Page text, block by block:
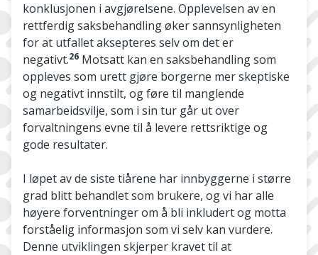
konklusjonen i avgjørelsene. Opplevelsen av en
rettferdig saksbehandling øker sannsynligheten
for at utfallet aksepteres selv om det er
negativt.26 Motsatt kan en saksbehandling som
oppleves som urett gjøre borgerne mer skeptiske
og negativt innstilt, og føre til manglende
samarbeidsvilje, som i sin tur går ut over
forvaltningens evne til å levere rettsriktige og
gode resultater.
I løpet av de siste tiårene har innbyggerne i større
grad blitt behandlet som brukere, og vi har alle
høyere forventninger om å bli inkludert og motta
forståelig informasjon som vi selv kan vurdere.
Denne utviklingen skjerper kravet til at